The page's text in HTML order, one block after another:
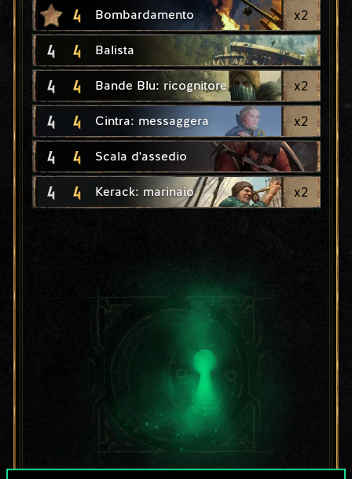
4 Bombardamento x2
4 4 Balista
4 4 Bande Blu: ricognitore x2
4 4 Cintra: messaggera x2
4 4 Scala d'assedio
4 4 Kerack: marinaio x2